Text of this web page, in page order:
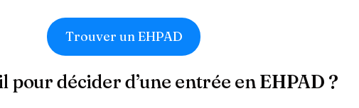
Trouver un EHPAD
décider d’une entrée en EHPAD ?